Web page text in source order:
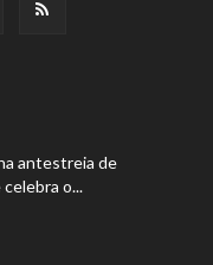
antestreia de
celebra o...